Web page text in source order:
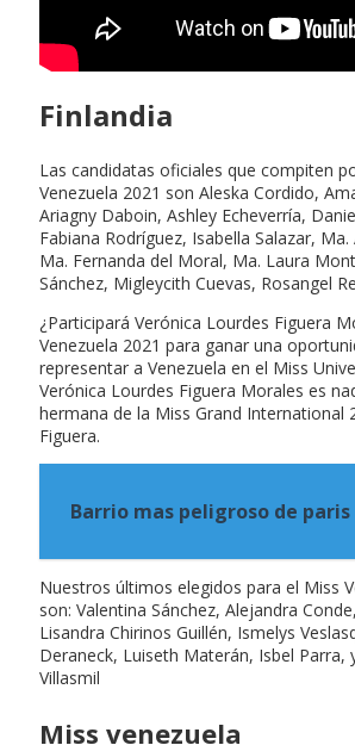
Finlandia
Las candidatas oficiales que compiten
Venezuela 2021 son Aleska Cordido,
Ariagny Daboin, Ashley Echeverría,
Fabiana Rodríguez, Isabella Salazar,
Ma. Fernanda del Moral, Ma. Laura
Sánchez, Migleycith Cuevas, Rosangel
¿Participará Verónica Lourdes Figuera
Venezuela 2021 para ganar una
representar a Venezuela en el Miss
Verónica Lourdes Figuera Morales es
hermana de la Miss Grand International
Figuera.
Barrio mas peligroso de paris
Nuestros últimos elegidos para el Miss
son: Valentina Sánchez, Alejandra
Lisandra Chirinos Guillén, Ismelys
Deraneck, Luiseth Materán, Isbel Parra,
Villasmil
Miss venezuela